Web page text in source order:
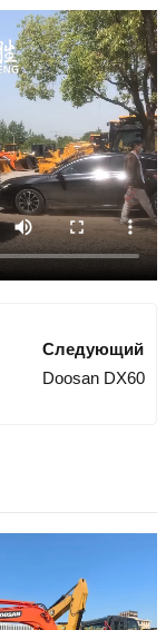
Следующий
Doosan DX60